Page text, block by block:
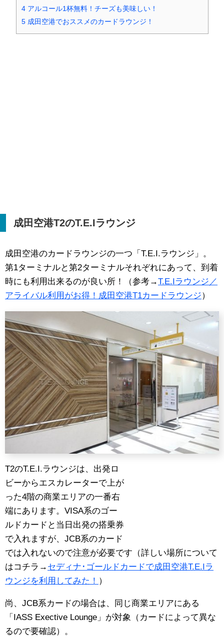
4アルコール1杯無料！チーズも美味しい！
5成田空港でおススメのカードラウンジ！
成田空港T2のT.E.Iラウンジ
成田空港のカードラウンジの一つ「T.E.I.ラウンジ」。
第1ターミナルと第2ターミナルそれぞれにあって、到着
時にも利用出来るのが良い所！（参考→T.E.Iラウンジ／
アライバル利用がお得！成田空港T1カードラウンジ）
T2のT.E.I.ラウンジは、出発ロ
ビーからエスカレーターで上が
った4階の商業エリアの一番右
端にあります。VISA系のゴー
ルドカードと当日出発の搭乗券
で入れますが、JCB系のカード
では入れないので注意が必要です（詳しい場所について
はコチラ→ セディナ･ゴールドカードで成田空港T.E.Iラ
ウンジを利用してみた！ ）
尚、JCB系カードの場合は、同じ商業エリアにある
「IASS Exective Lounge」が対象（カードによって異な
るので要確認）。